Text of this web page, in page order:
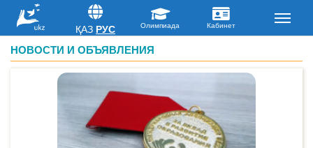
НОВОСТИ И ОБЪЯВЛЕНИЯ
ҚАЗ РУС